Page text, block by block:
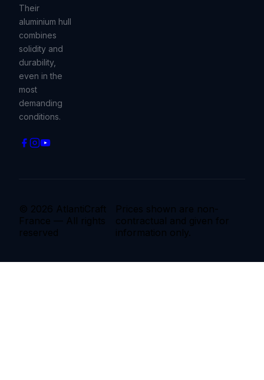
Their
aluminium hull
combines
solidity and
durability,
even in the
most
demanding
conditions.
© 2026 AtlantiCraft
France — All rights
reserved
Prices shown are non-
contractual and given for
information only.